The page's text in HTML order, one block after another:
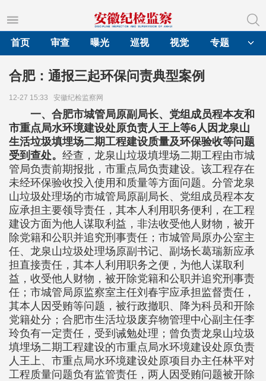
首页
审查 曝光 巡视 视觉 专题
合肥：通报三起环保问责典型案例
12-27 15:33 安徽纪检监察网
一、合肥市城管局原副局长、党组成员程本友和
市重点局水环境建设处原负责人王上等6人因龙泉山
生活垃圾填埋场二期工程建设质量及环保验收等问题
受到查处。 经查，龙泉山垃圾填埋场二期工程由市城
管局负责前期报批，市重点局负责建设。该工程存在
未经环保验收投入使用和质量等方面问题。分管龙泉
山垃圾处理场的市城管局原副局长、党组成员程本友
应承担主要领导责任，其本人利用职务便利，在工程
建设方面为他人谋取利益，非法收受他人财物，被开
除党籍和公职并追究刑事责任；市城管局原办公室主
任、龙泉山垃圾处理场原副书记、副场长葛瑞新应承
担直接责任，其本人利用职务之便，为他人谋取利
益，收受他人财物，被开除党籍和公职并追究刑事责
任；市城管局原监察室主任刘春宇应承担监督责任，
其本人因受贿等问题，被行政撤职、降为科员和开除
党籍处分；合肥市生活垃圾废弃物管理中心副主任李
玲负有一定责任，受到诫勉处理；曾负责龙泉山垃圾
填埋场二期工程建设的市重点局水环境建设处原负责
人王上、市重点局水环境建设处原项目办主任林平对
工程质量问题负有监管责任，两人因受贿问题被开除